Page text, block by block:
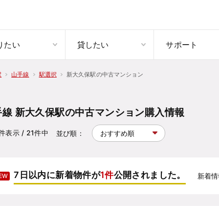
たい 貸したい サポート
山手線 駅選択 新大久保駅の中古マンション
線 新大久保駅の中古マンション購入情報
表示/ 21件中 並び順：
7日以内に新着物件が1件公開されました。 新着